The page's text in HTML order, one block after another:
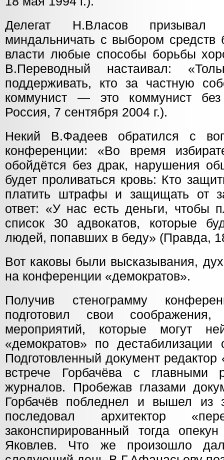
Делегат Н.Власов
миндальничать с выбором средств
власти любые способы борьбы
В.Переводный настаивал:
поддерживать, кто за частную
коммунист — это коммунист без
Россия, 7 сентября 2004 г.).
Некий В.Фадеев обратился с
конференции: «Во время
обойдётся без драк, нарушения
будет проливаться кровь: Кто
платить штрафы и защищать от
ответ: «У нас есть деньги, чтобы
список 30 адвокатов, которые
людей, попавших в беду» (Правда,
Вот каковы были высказывания,
на конференции «демократов».
Получив стенограмму
подготовил свои
мероприятий, которые могут
«демократов» по дестабилизации
Подготовленный документ
встрече Горбачёва с главными
журналов. Пробежав глазами
Горбачёв побледнел и вышел из
последовал архитектор
законспирированный тогда
Яковлев. Что же произошло